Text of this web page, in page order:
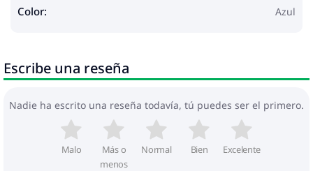
Material: Tela (100% poliéster)
Funda extraíble y lavable
1 x Estructura de cama
1 x Colchón
1 x Cubrecolchón
Color: Azul
Escribe una reseña
Nadie ha escrito una reseña todavía, tú puedes ser el primero.
Malo
Más o
menos
Normal Bien Excelente